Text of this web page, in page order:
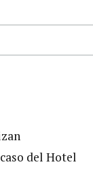
del Hotel